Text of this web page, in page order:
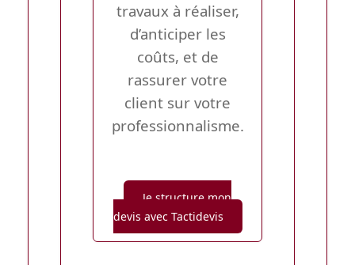
travaux à réaliser,
d’anticiper les
coûts, et de
rassurer votre
client sur votre
professionnalisme.
Je structure mon
devis avec Tactidevis